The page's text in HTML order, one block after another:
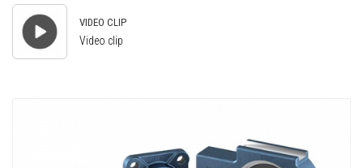
VIDEO CLIP
Video clip